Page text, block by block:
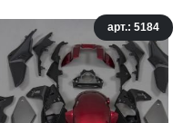
арт.: 5184